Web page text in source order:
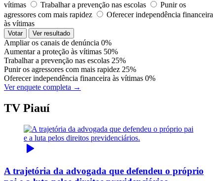
vítimas
Trabalhar a prevenção nas escolas
Punir os
agressores com mais rapidez
Oferecer independência financeira
às vítimas
Votar Ver resultado
Ampliar os canais de denúncia 0%
Aumentar a proteção às vítimas 50%
Trabalhar a prevenção nas escolas 25%
Punir os agressores com mais rapidez 25%
Oferecer independência financeira às vítimas 0%
Ver enquete completa →
TV Piauí
A trajetória da advogada que defendeu o próprio